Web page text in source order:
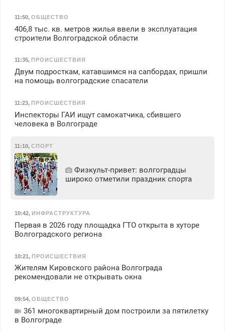
11:50, ОБЩЕСТВО
406,8 тыс. кв. метров жилья ввели в эксплуатация
строители Волгоградской области
11:35, ПРОИСШЕСТВИЯ
Двум подросткам, катавшимся на сапбордах, пришли
на помощь волгоградские спасатели
11:23, ПРОИСШЕСТВИЯ
Инспекторы ГАИ ищут самокатчика, сбившего
человека в Волгограде
11:10, СПОРТ
Физкульт‑привет: волгоградцы
широко отметили праздник спорта
10:42, ИНФРАСТРУКТУРА
Первая в 2026 году площадка ГТО открыта в хуторе
Волгоградского региона
10:21, ПРОИСШЕСТВИЯ
Жителям Кировского района Волгограда
рекомендовали не открывать окна
09:54, ОБЩЕСТВО
361 многоквартирный дом построили за пятилетку
в Волгограде